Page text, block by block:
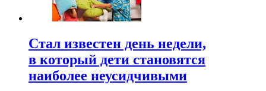
Стал известен день недели,
в который дети становятся
наиболее неусидчивыми